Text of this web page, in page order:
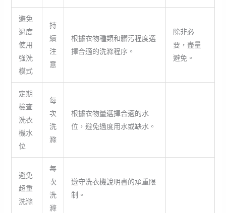
避免
過度
使用
強洗
模式
持
續
注
意
根據衣物種類和髒污程度選
擇合適的洗滌程序。
除非必
要，盡量
避免。
定期
檢查
洗衣
機水
位
每
次
洗
滌
根據衣物量選擇合適的水
位，避免過度用水或缺水。
避免
超重
洗滌
每
次
洗
滌
遵守洗衣機說明書的承重限
制。